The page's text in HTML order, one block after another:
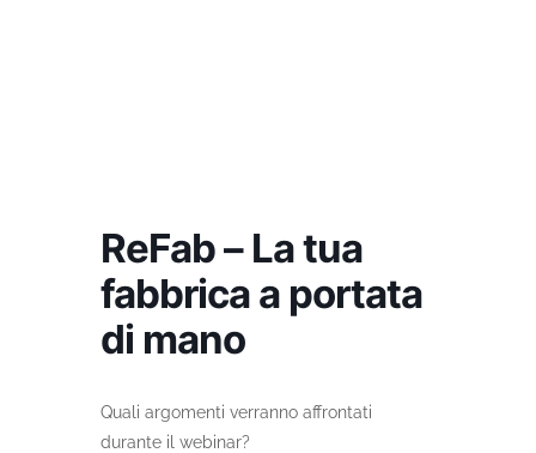
ReFab – La tua
fabbrica a portata
di mano
Quali argomenti verranno affrontati
durante il webinar?